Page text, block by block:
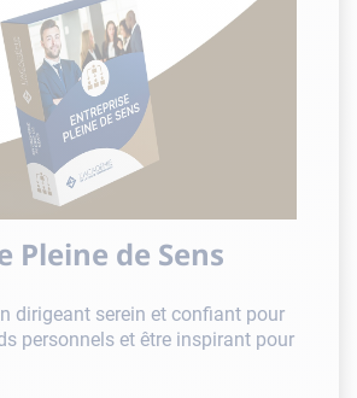
Pleine de Sens
dirigeant serein et confiant pour
personnels et être inspirant pour